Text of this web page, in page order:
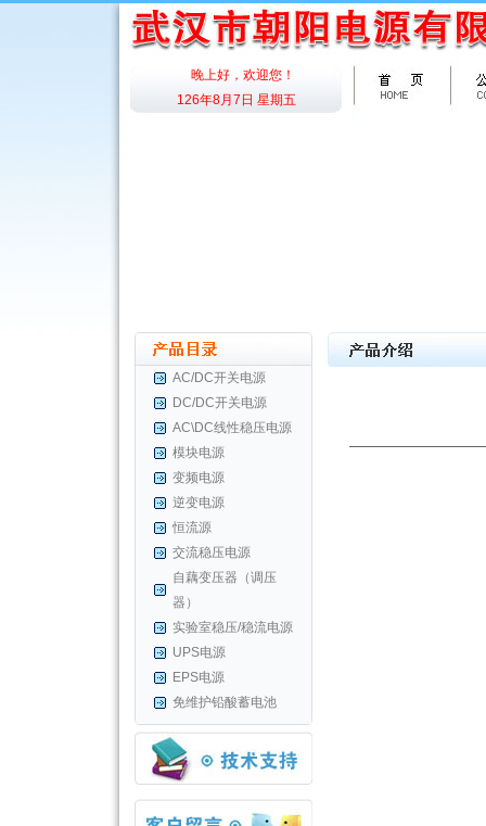
晚上好，欢迎您！
126年8月7日 星期五
AC/DC开关电源
DC/DC开关电源
AC\DC线性稳压电源
模块电源
变频电源
逆变电源
恒流源
交流稳压电源
自藕变压器（调压
器）
实验室稳压/稳流电源
UPS电源
EPS电源
免维护铅酸蓄电池